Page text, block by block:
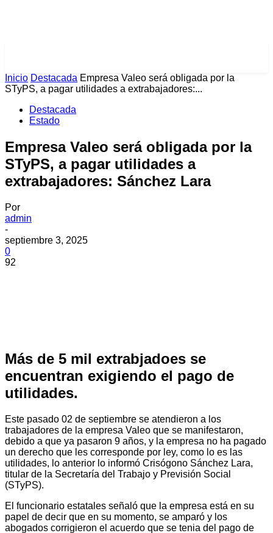
Inicio Destacada Empresa Valeo será obligada por la
STyPS, a pagar utilidades a extrabajadores:...
Destacada
Estado
Empresa Valeo será obligada por la
STyPS, a pagar utilidades a
extrabajadores: Sánchez Lara
Por
admin
-
septiembre 3, 2025
0
92
Más de 5 mil extrabjadoes se
encuentran exigiendo el pago de
utilidades.
Este pasado 02 de septiembre se atendieron a los
trabajadores de la empresa Valeo que se manifestaron,
debido a que ya pasaron 9 años, y la empresa no ha pagado
un derecho que les corresponde por ley, como lo es las
utilidades, lo anterior lo informó Crisógono Sánchez Lara,
titular de la Secretaría del Trabajo y Previsión Social
(STyPS).
El funcionario estatales señaló que la empresa está en su
papel de decir que en su momento, se amparó y los
abogados corrigieron el acuerdo que se tenia del pago de